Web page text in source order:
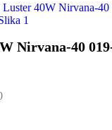
Nirvana-40